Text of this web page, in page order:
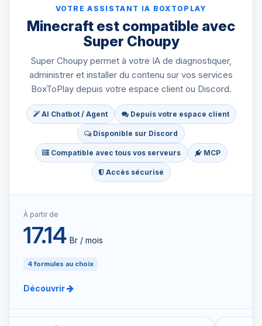
VOTRE ASSISTANT IA BOXTOPLAY
Minecraft est compatible avec
Super Choupy
Super Choupy permet à votre IA de diagnostiquer,
administrer et installer du contenu sur vos services
BoxToPlay depuis votre espace client ou Discord.
AI Chatbot / Agent Depuis votre espace client
Disponible sur Discord
Compatible avec tous vos serveurs MCP
Accès sécurisé
À partir de
17.14 Br / mois
4 formules au choix
Découvrir